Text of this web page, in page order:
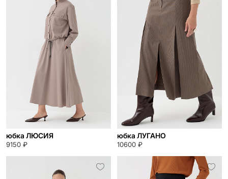
юбка ЛЮСИЯ
9150 ₽
юбка ЛУГАНО
10600 ₽